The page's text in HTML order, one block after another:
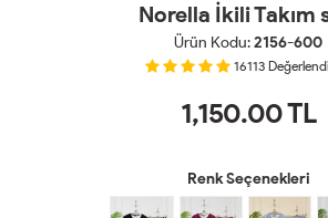
Norella İkili Takım
Ürün Kodu:2156-600
16113
1,150.00TL
Renk Seçenekleri